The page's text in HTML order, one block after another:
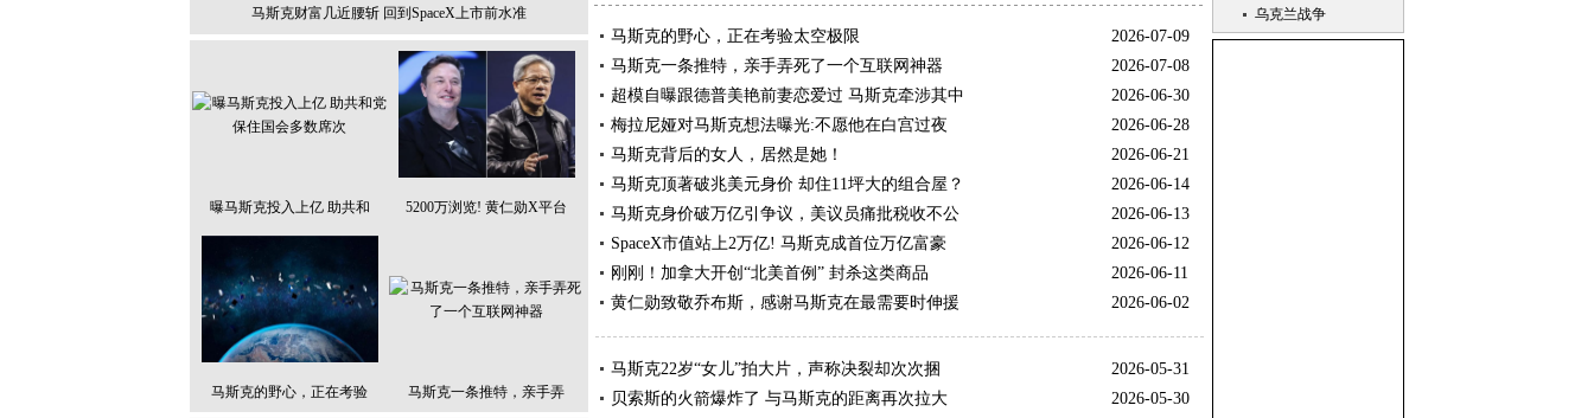
马斯克财富几近腰斩 回到SpaceX上市前水准
曝马斯克投入上亿 助共和 5200万浏览! 黄仁勋X平台
马斯克的野心，正在考验 马斯克一条推特，亲手弄
马斯克的野心，正在考验太空极限
2026-07-09
马斯克一条推特，亲手弄死了一个互联网神器
2026-07-08
超模自曝跟德普美艳前妻恋爱过 马斯克牵涉其中
2026-06-30
梅拉尼娅对马斯克想法曝光:不愿他在白宫过夜
2026-06-28
马斯克背后的女人，居然是她！
2026-06-21
马斯克顶著破兆美元身价 却住11坪大的组合屋？
2026-06-14
马斯克身价破万亿引争议，美议员痛批税收不公
2026-06-13
SpaceX市值站上2万亿! 马斯克成首位万亿富豪
2026-06-12
刚刚！加拿大开创“北美首例” 封杀这类商品
2026-06-11
黄仁勋致敬乔布斯，感谢马斯克在最需要时伸援
2026-06-02
马斯克22岁“女儿”拍大片，声称决裂却次次捆
2026-05-31
贝索斯的火箭爆炸了 与马斯克的距离再次拉大
2026-05-30
乌克兰战争